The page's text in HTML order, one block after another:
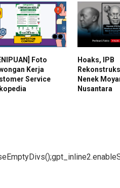
Foto
Kerja
Service
Hoaks, IPB
Nenek
Nusantara